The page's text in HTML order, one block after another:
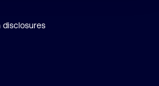
disclosures